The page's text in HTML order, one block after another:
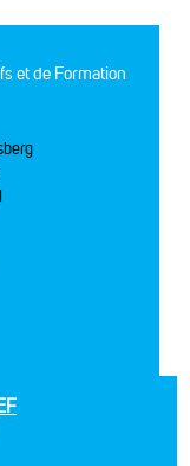
et de Formation